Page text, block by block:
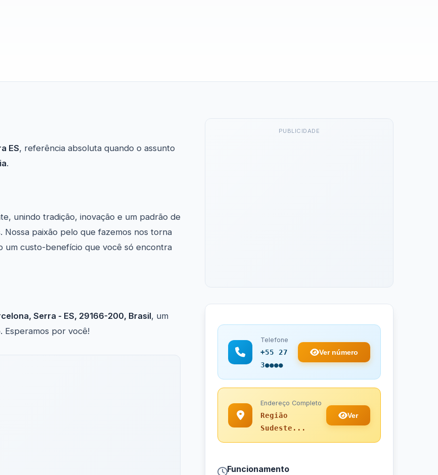
ES, referência absoluta quando o assunto
.
unindo tradição, inovação e um padrão de
paixão pelo que fazemos nos torna
um custo-benefício que você só encontra
Serra - ES, 29166-200, Brasil, um
Esperamos por você!
PUBLICIDADE
Telefone
+55 27
3●●●●
Ver número
Endereço Completo
Região
Sudeste...
Ver
Funcionamento